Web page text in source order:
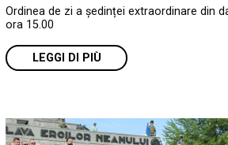
Ordinea de zi a ședinței extraordinare din
ora 15.00
LEGGI DI PIÙ